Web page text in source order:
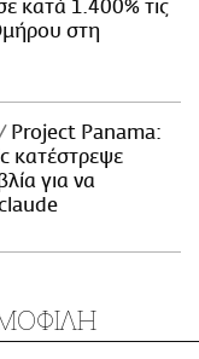
κατά 1.400% τις
στη
Project Panama:
κατέστρεψε
για να